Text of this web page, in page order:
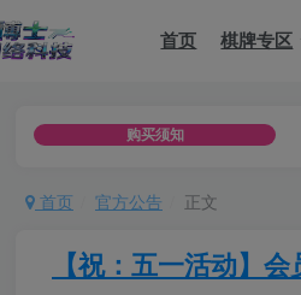
首页 棋牌专区
购买须知
用以及分享他（她）人，如用于
首页 官方公告 正文
【祝：五一活动】